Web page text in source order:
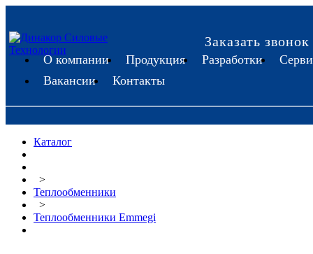
Заказать звонок
О компании Продукция Разработки
Вакансии
Контакты
Каталог
>
Теплообменники
>
Теплообменники Emmegi